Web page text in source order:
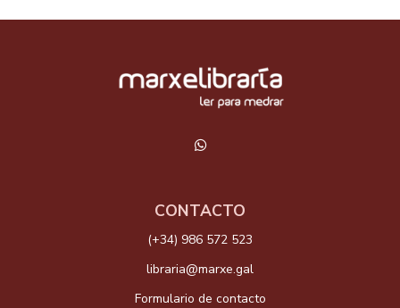
CONTACTO
(+34) 986 572 523
libraria@marxe.gal
Formulario de contacto